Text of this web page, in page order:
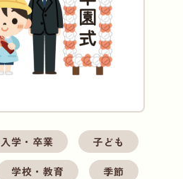
入学・卒業 子ども
学校・教育 季節